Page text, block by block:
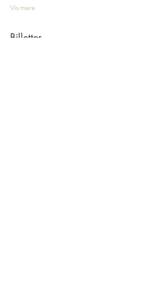
Vis mere
Billetter